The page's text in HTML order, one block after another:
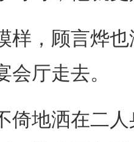
，顾言烨也
厅走去。
地洒在二人